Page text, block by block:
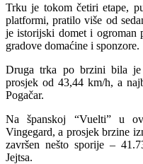
Trku je tokom četiri etape,
platformi, pratilo više od
je istorijski domet i ogroman
gradove domaćine i sponzore.
Druga trka po brzini bila je
prosjek od 43,44 km/h, a
Pogačar.
Na španskoj “Vuelti” u
Vingegard, a prosjek brzine
završen nešto sporije –
Jejtsa.